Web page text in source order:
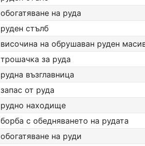
обогатяване на руда
руден стълб
височина на обрушаван руден
трошачка за руда
рудна възглавница
запас от руда
рудно находище
борба с обедняването на рудата
обогатяване на руди